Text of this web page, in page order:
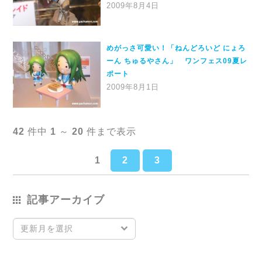
2009年8月4日
めがっさ可愛い！「ねんどろいど にょろ
ーん ちゅるやさん」 ワンフェス09夏レ
ポート
2009年8月1日
42 件中 1 ～20 件まで表示
1 2 3
記事アーカイブ
更新月を選択